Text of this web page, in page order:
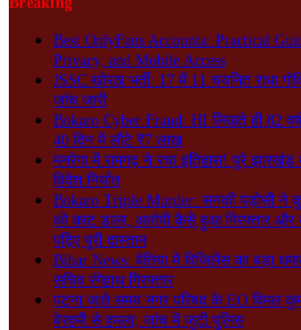
Best OnlyFans Accounta: Practical
Privacy, and Mobile Access
JSSC खोरठा भर्ती: 17 में 11 चयनित राधा
जांच जारी
Bokaro Cyber Fraud: HI लिखते ही 82
40 दिन में लौटे ₹7 लाख
मनरेगा में रामगढ़ ने रचा इतिहास! पूरे
विदेश निर्यात
Bokaro Triple Murder: सनकी पड़ोसी ने
को काट डाला, आरोपी कैसे हुआ गिरफ्तार और
पढ़िए पूरी दास्तान
Bihar News: बेतिया में विजिलेंस का बड़ा
सचिव रंगेहाथ गिरफ्तार
पटना जाते समय नगर परिषद के EO विमल
बेरहमी से हमला; जांच में जुटी पुलिस